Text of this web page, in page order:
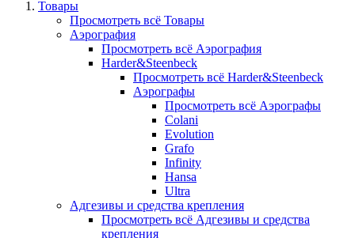
Товары
Просмотреть всё Товары
Аэрография
Просмотреть всё Аэрография
Harder&Steenbeck
Просмотреть всё Harder&Steenbeck
Аэрографы
Просмотреть всё Аэрографы
Colani
Evolution
Grafo
Infinity
Hansa
Ultra
Адгезивы и средства крепления
Просмотреть всё Адгезивы и средства
крепления